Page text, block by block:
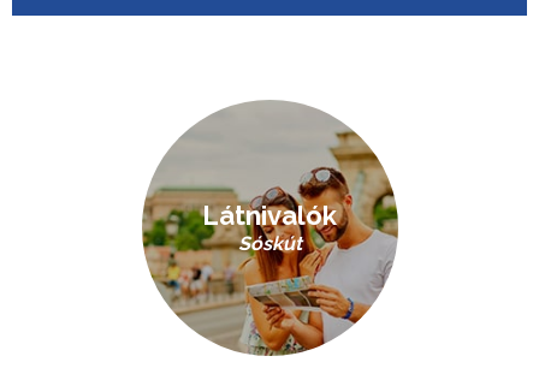
Látnivalók
Sóskút